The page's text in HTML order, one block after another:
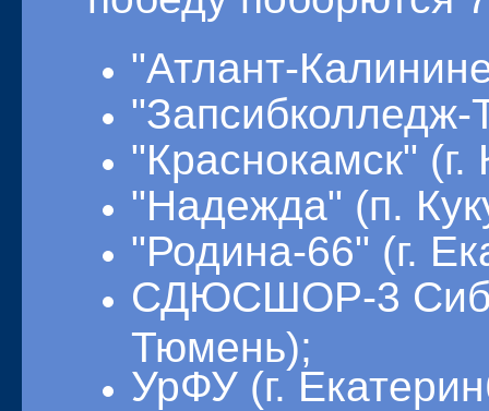
"Атлант-
"Краснокамск" (г.
"Надежда" (п.
"Родина-66" (г.
СДЮСШОР-3
Тюмень);
УрФУ (г.